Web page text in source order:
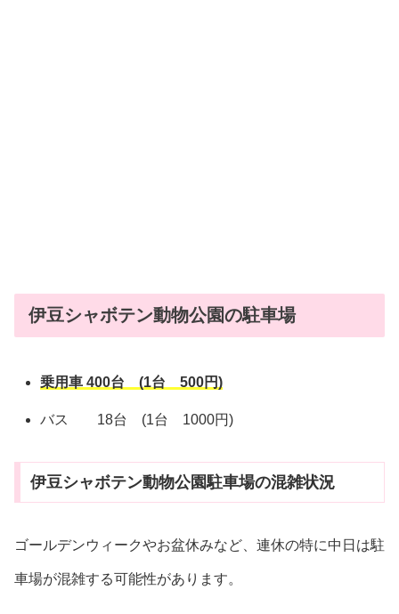
伊豆シャボテン動物公園の駐車場
乗用車 400台 (1台 500円)
バス 18台 (1台 1000円)
伊豆シャボテン動物公園駐車場の混雑状況
ゴールデンウィークやお盆休みなど、連休の特に中日は駐
車場が混雑する可能性があります。